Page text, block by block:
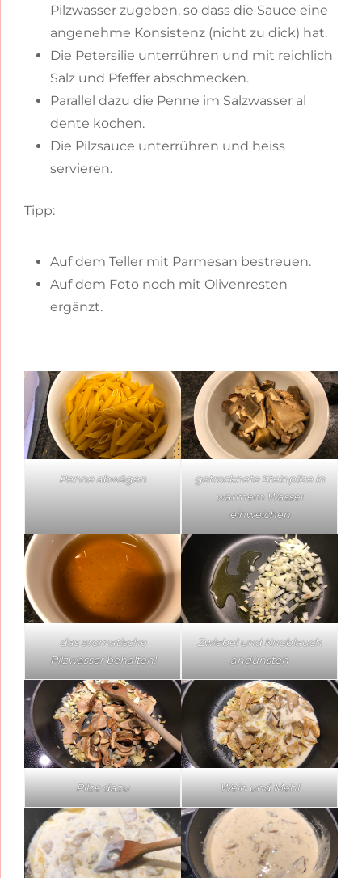
Pilzwasser zugeben, so dass die Sauce eine
angenehme Konsistenz (nicht zu dick) hat.
Die Petersilie unterrühren und mit reichlich
Salz und Pfeffer abschmecken.
Parallel dazu die Penne im Salzwasser al
dente kochen.
Die Pilzsauce unterrühren und heiss
servieren.
Tipp:
Auf dem Teller mit Parmesan bestreuen.
Auf dem Foto noch mit Olivenresten
ergänzt.
Penne abwägen
getrocknete Steinpilze in
warmem Wasser
einweichen
das aromatische
Pilzwasser behalten!
Zwiebel und Knoblauch
andünsten
Pilze dazu Wein und Mehl